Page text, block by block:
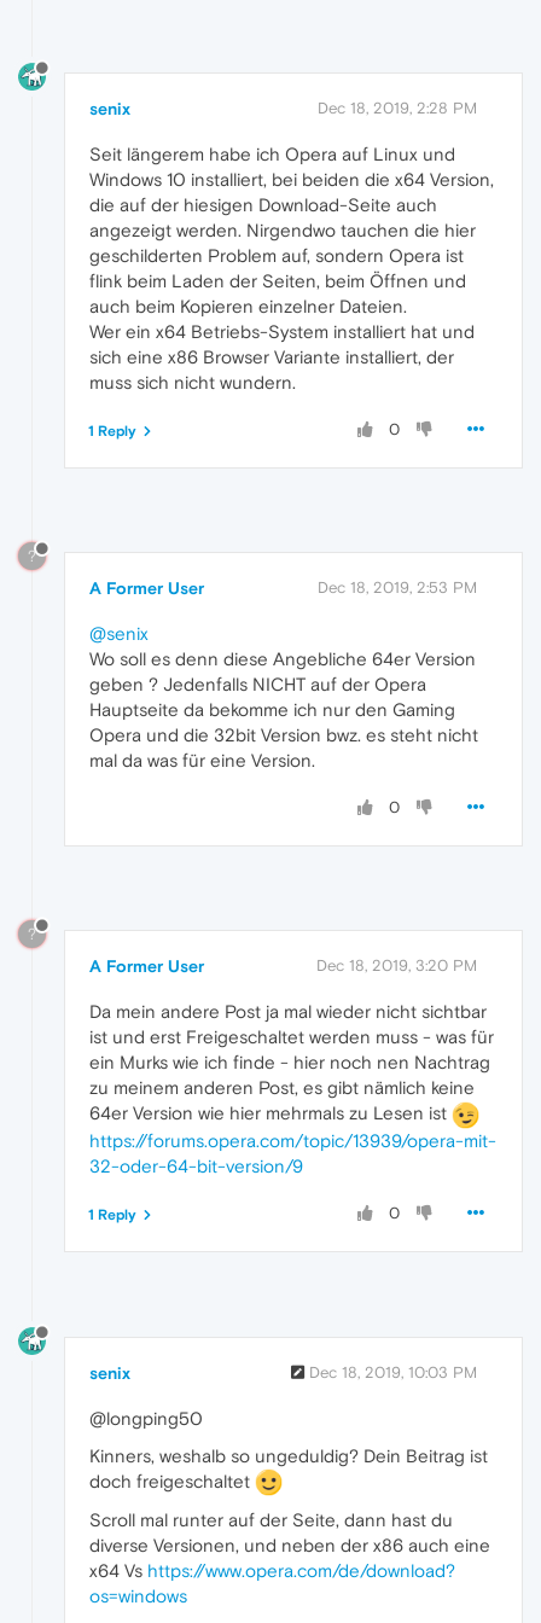
senix Dec 18, 2019, 2:28 PM
Seit längerem habe ich Opera auf Linux und
Windows 10 installiert, bei beiden die x64 Version,
die auf der hiesigen Download-Seite auch
angezeigt werden. Nirgendwo tauchen die hier
geschilderten Problem auf, sondern Opera ist
flink beim Laden der Seiten, beim Öffnen und
auch beim Kopieren einzelner Dateien.
Wer ein x64 Betriebs-System installiert hat und
sich eine x86 Browser Variante installiert, der
muss sich nicht wundern.
0
1 Reply
?
A Former User Dec 18, 2019, 2:53 PM
@senix
Wo soll es denn diese Angebliche 64er Version
geben ? Jedenfalls NICHT auf der Opera
Hauptseite da bekomme ich nur den Gaming
Opera und die 32bit Version bwz. es steht nicht
mal da was für eine Version.
0
?
A Former User Dec 18, 2019, 3:20 PM
Da mein andere Post ja mal wieder nicht sichtbar
ist und erst Freigeschaltet werden muss - was für
ein Murks wie ich finde - hier noch nen Nachtrag
zu meinem anderen Post, es gibt nämlich keine
64er Version wie hier mehrmals zu Lesen ist
https://forums.opera.com/topic/13939/opera-mit-
32-oder-64-bit-version/9
0
1 Reply
senix Dec 18, 2019, 10:03 PM
@longping50
Kinners, weshalb so ungeduldig? Dein Beitrag ist
doch freigeschaltet
Scroll mal runter auf der Seite, dann hast du
diverse Versionen, und neben der x86 auch eine
x64 Vs https://www.opera.com/de/download?
os=windows